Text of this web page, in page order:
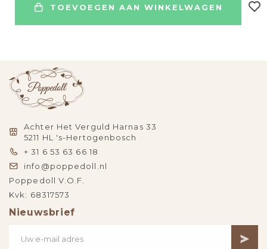
TOEVOEGEN AAN WINKELWAGEN
Achter Het Verguld Harnas 33
5211 HL 's-Hertogenbosch
+ 31 6 53 63 66 18
info@poppedoll.nl
Poppedoll V.O.F.
Kvk: 68317573
Nieuwsbrief